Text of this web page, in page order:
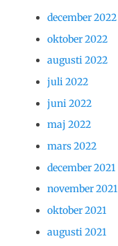
december 2022
oktober 2022
augusti 2022
juli 2022
juni 2022
maj 2022
mars 2022
december 2021
november 2021
oktober 2021
augusti 2021